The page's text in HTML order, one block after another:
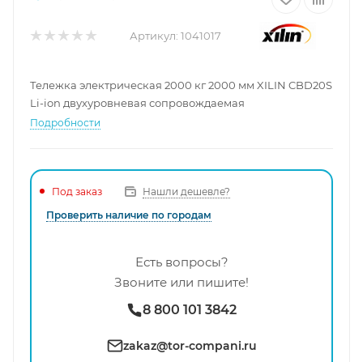
Артикул: 1041017
Тележка электрическая 2000 кг 2000 мм XILIN CBD20S
Li-ion двухуровневая сопровождаемая
Подробности
Под заказ
Нашли дешевле?
Проверить наличие по городам
Есть вопросы?
Звоните или пишите!
8 800 101 3842
zakaz@tor-compani.ru